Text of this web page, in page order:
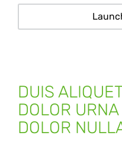
DUIS
DOLOR
DOLOR